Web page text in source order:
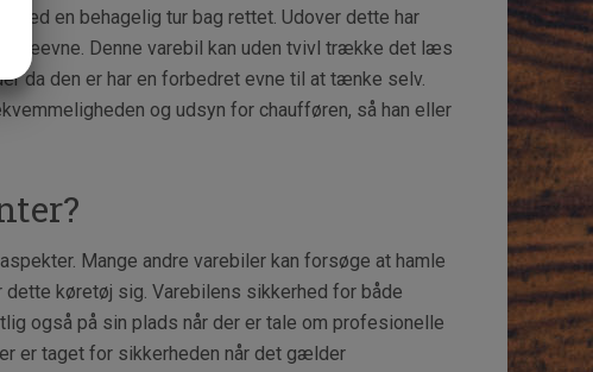
en behagelig tur bag rettet. Udover dette har
Denne varebil kan uden tvivl trække det læs
da den er har en forbedret evne til at tænke selv.
og udsyn for chaufføren, så han eller
Mange andre varebiler kan forsøge at hamle
køretøj sig. Varebilens sikkerhed for både
også på sin plads når der er tale om profesionelle
er taget for sikkerheden når det gælder